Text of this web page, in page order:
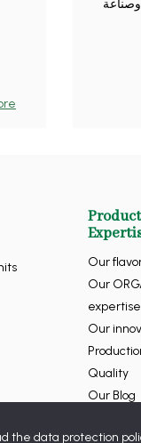
Our
Our
expertise
Our
Quality
Our Blog
the data protection